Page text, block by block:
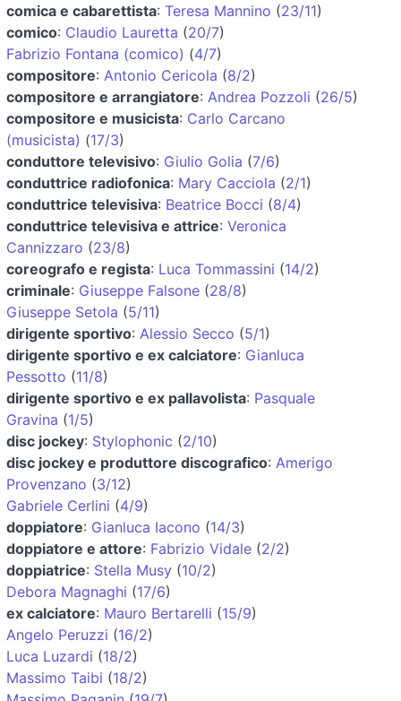
comica e cabarettista: Teresa Mannino (23/11)
comico: Claudio Lauretta (20/7)
Fabrizio Fontana (comico) (4/7)
compositore: Antonio Cericola (8/2)
compositore e arrangiatore: Andrea Pozzoli (26/5)
compositore e musicista: Carlo Carcano
(musicista) (17/3)
conduttore televisivo: Giulio Golia (7/6)
conduttrice radiofonica: Mary Cacciola (2/1)
conduttrice televisiva: Beatrice Bocci (8/4)
conduttrice televisiva e attrice: Veronica
Cannizzaro (23/8)
coreografo e regista: Luca Tommassini (14/2)
criminale: Giuseppe Falsone (28/8)
Giuseppe Setola (5/11)
dirigente sportivo: Alessio Secco (5/1)
dirigente sportivo e ex calciatore: Gianluca
Pessotto (11/8)
dirigente sportivo e ex pallavolista: Pasquale
Gravina (1/5)
disc jockey: Stylophonic (2/10)
disc jockey e produttore discografico: Amerigo
Provenzano (3/12)
Gabriele Cerlini (4/9)
doppiatore: Gianluca Iacono (14/3)
doppiatore e attore: Fabrizio Vidale (2/2)
doppiatrice: Stella Musy (10/2)
Debora Magnaghi (17/6)
ex calciatore: Mauro Bertarelli (15/9)
Angelo Peruzzi (16/2)
Luca Luzardi (18/2)
Massimo Taibi (18/2)